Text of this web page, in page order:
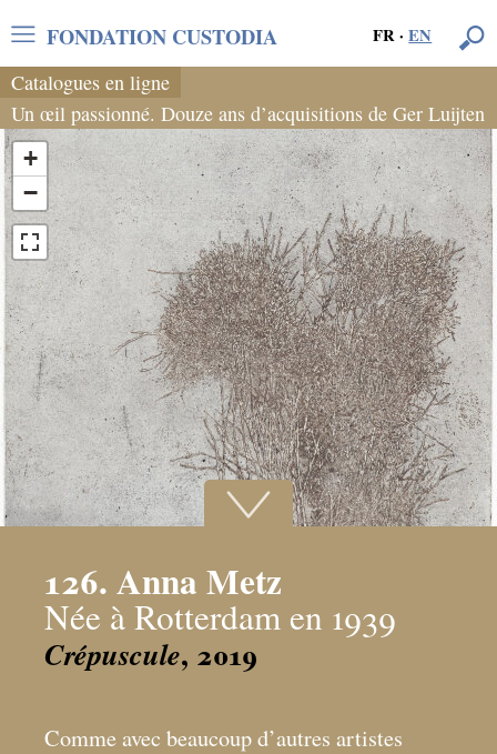
FR·EN
FONDATION CUSTODIA
Catalogues en ligne
Un œil passionné. Douze ans d’acquisitions de Ger Luijten
+
−
126. Anna Metz
Née à Rotterdam en 1939
Crépuscule, 2019
Comme avec beaucoup d’autres artistes